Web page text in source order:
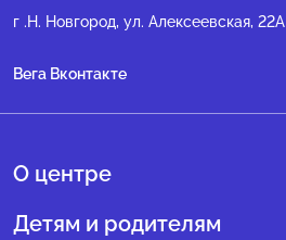
г .Н. Новгород, ул. Алексеевская, 22А
Вега Вконтакте
О центре
О нас
Детям и родителям